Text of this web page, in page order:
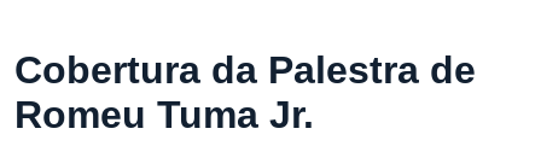
Cobertura da Palestra de
Romeu Tuma Jr.